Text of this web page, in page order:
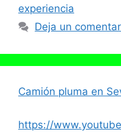
experiencia
Deja un
Camión pluma en
https://